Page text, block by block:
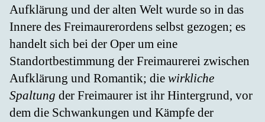
Aufklärung und der alten Welt wurde so in das
Innere des Freimaurerordens selbst gezogen; es
handelt sich bei der Oper um eine
Standortbestimmung der Freimaurerei zwischen
Aufklärung und Romantik; die wirkliche
Spaltung der Freimaurer ist ihr Hintergrund, vor
dem die Schwankungen und Kämpfe der